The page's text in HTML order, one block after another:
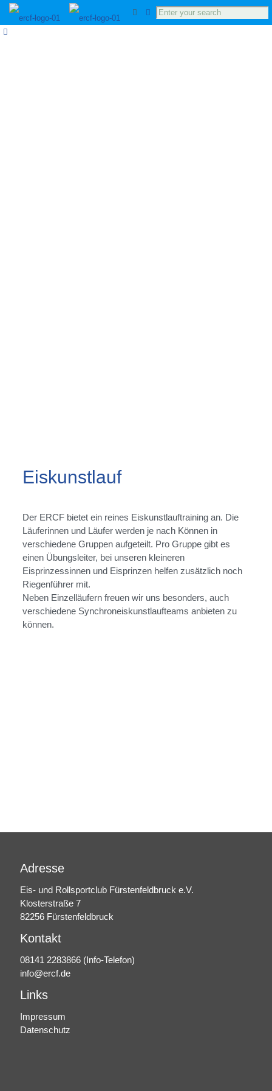
Eiskunstlauf
Der ERCF bietet ein reines Eiskunstlauftraining an. Die
Läuferinnen und Läufer werden je nach Können in
verschiedene Gruppen aufgeteilt. Pro Gruppe gibt es
einen Übungsleiter, bei unseren kleineren
Eisprinzessinnen und Eisprinzen helfen zusätzlich noch
Riegenführer mit.
Neben Einzelläufern freuen wir uns besonders, auch
verschiedene Synchroneiskunstlaufteams anbieten zu
können.
Adresse
Eis- und Rollsportclub Fürstenfeldbruck e.V.
Klosterstraße 7
82256 Fürstenfeldbruck
Kontakt
08141 2283866 (Info-Telefon)
info@ercf.de
Links
Impressum
Datenschutz